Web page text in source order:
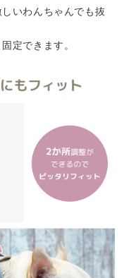
いわんちゃんでも抜
定できます。